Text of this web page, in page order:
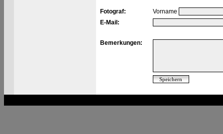
Fotograf:
Vorname
E-Mail:
Bemerkungen: